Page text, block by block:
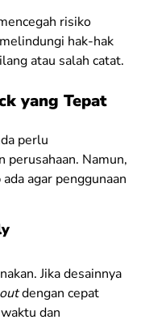
risiko
hak-hak
atau salah catat.
yang Tepat
perlu
perusahaan. Namun,
agar penggunaan
Jika desainnya
outdengan cepat
dan